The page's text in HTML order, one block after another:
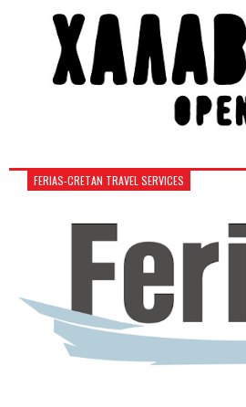
FERIAS-CRETAN TRAVEL SERVICES